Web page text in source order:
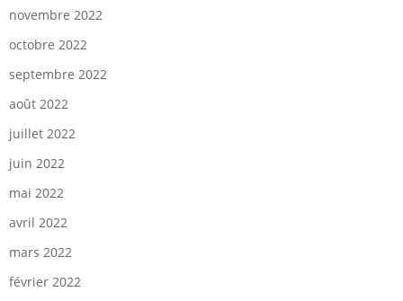
novembre 2022
octobre 2022
septembre 2022
août 2022
juillet 2022
juin 2022
mai 2022
avril 2022
mars 2022
février 2022